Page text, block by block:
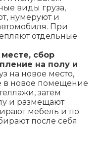
виды груза,
нумеруют и
При
отдельные
месте, сбор
на полу и
на новое место,
в новое помещение
затем
и размещают
мебель и по
после себя